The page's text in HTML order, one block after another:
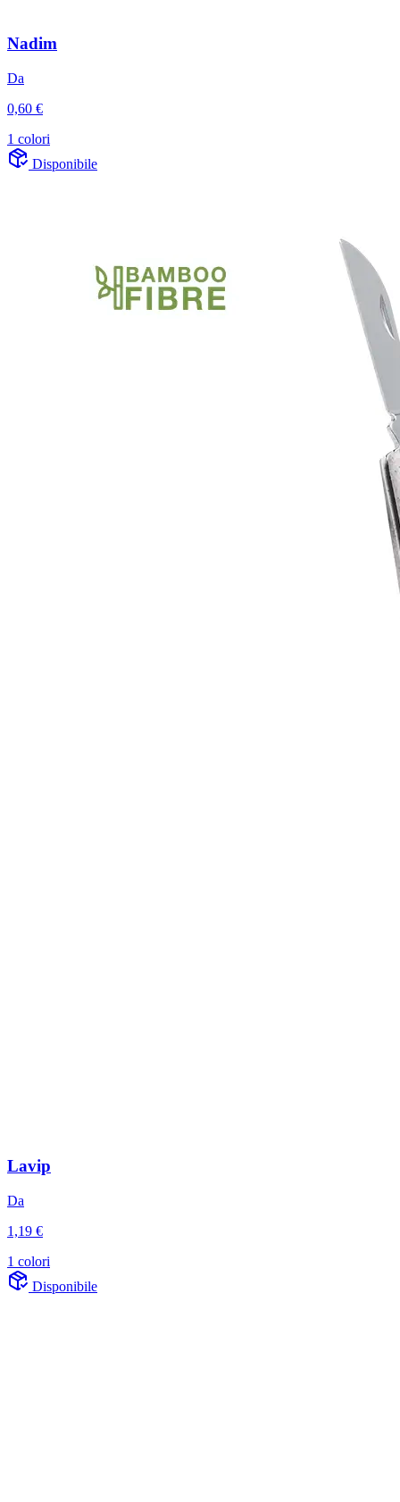
Nadim
Da
0,60 €
1 colori
Disponibile
Lavip
Da
1,19 €
1 colori
Disponibile